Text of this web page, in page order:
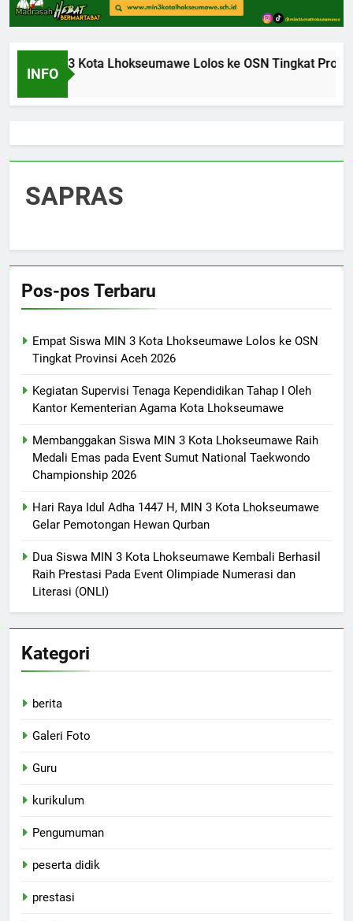
INFO
MIN 3 Kota Lhokseumawe Lolos ke OSN Tingkat
SAPRAS
Pos-pos Terbaru
Empat Siswa MIN 3 Kota Lhokseumawe Lolos ke OSN
Tingkat Provinsi Aceh 2026
Kegiatan Supervisi Tenaga Kependidikan Tahap I Oleh
Kantor Kementerian Agama Kota Lhokseumawe
Membanggakan Siswa MIN 3 Kota Lhokseumawe Raih
Medali Emas pada Event Sumut National Taekwondo
Championship 2026
Hari Raya Idul Adha 1447 H, MIN 3 Kota Lhokseumawe
Gelar Pemotongan Hewan Qurban
Dua Siswa MIN 3 Kota Lhokseumawe Kembali Berhasil
Raih Prestasi Pada Event Olimpiade Numerasi dan
Literasi (ONLI)
Kategori
berita
Galeri Foto
Guru
kurikulum
Pengumuman
peserta didik
prestasi